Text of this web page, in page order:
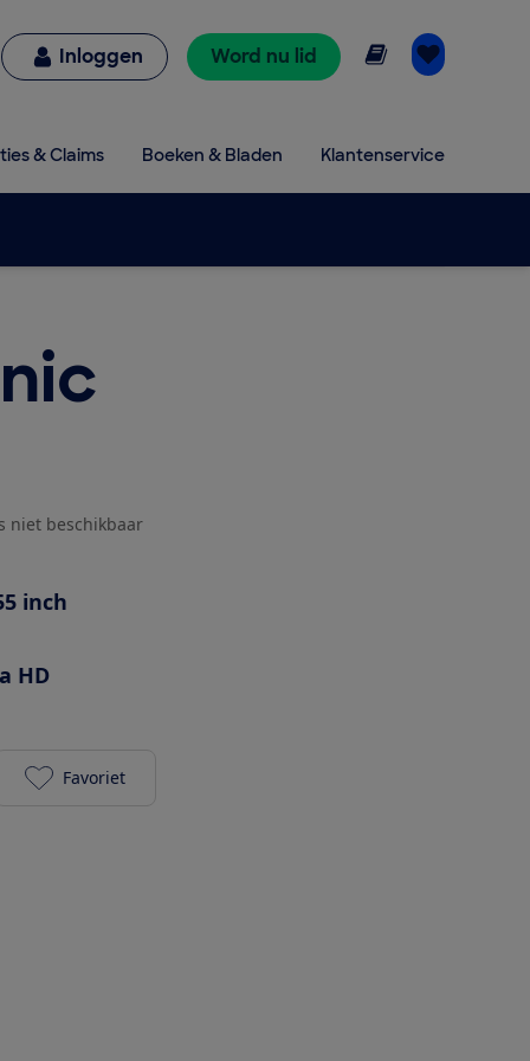
Inloggen Word nu lid Online lezen
& Claims Boeken & Bladen Klantenservice
niet beschikbaar
inch
HD
Panasonic TX-55HXW944 toevoegen aan je
Favoriet